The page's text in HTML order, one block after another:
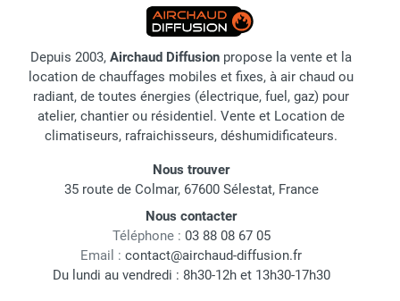
Depuis 2003, Airchaud Diffusion propose la vente et la
location de chauffages mobiles et fixes, à air chaud ou
radiant, de toutes énergies (électrique, fuel, gaz) pour
atelier, chantier ou résidentiel. Vente et Location de
climatiseurs, rafraichisseurs, déshumidificateurs.
Nous trouver
35 route de Colmar, 67600 Sélestat, France
Nous contacter
Téléphone : 03 88 08 67 05
Email : contact@airchaud-diffusion.fr
Du lundi au vendredi : 8h30-12h et 13h30-17h30